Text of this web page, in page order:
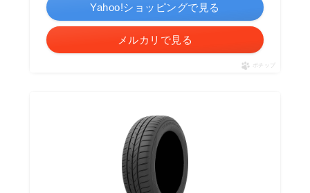
Yahoo!ショッピングで見る
メルカリで見る
ポチップ